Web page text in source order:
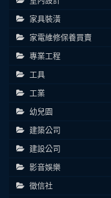
家具裝潢
家電維修保養買賣
專業工程
工具
工業
幼兒園
建築公司
建設公司
影音娛樂
徵信社